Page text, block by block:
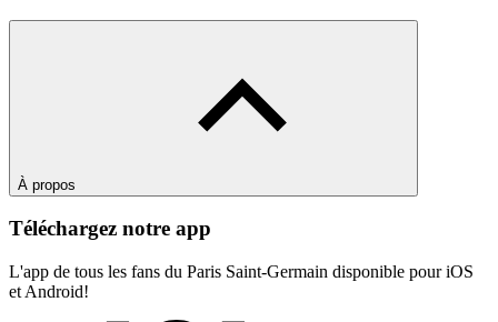
À propos
Téléchargez notre app
L'app de tous les fans du Paris Saint-Germain disponible pour iOS
et Android!